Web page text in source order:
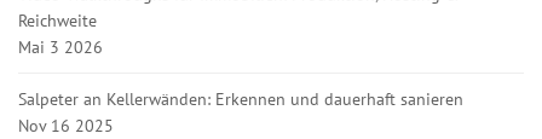
Reichweite
Mai 3 2026
Salpeter an Kellerwänden: Erkennen und dauerhaft sanieren
Nov 16 2025